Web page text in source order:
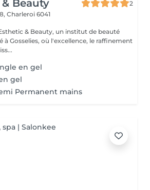
Beauty
2
Charleroi 6041
& Beauty, un institut de beauté
à Gosselies, où l'excellence, le raffinement
en gel
gel
Permanent mains